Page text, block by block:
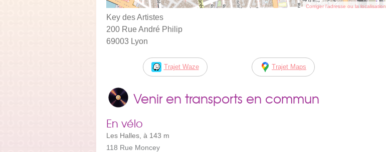
Corriger l’adresse ou la localisation
Key des Artistes
200 Rue André Philip
69003 Lyon
Trajet Waze Trajet Maps
Venir en transports en commun
En vélo
Les Halles, à 143 m
118 Rue Moncey